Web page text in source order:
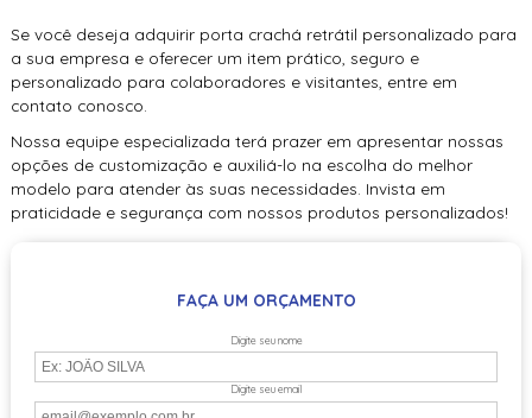
Se você deseja adquirir porta crachá retrátil personalizado para
a sua empresa e oferecer um item prático, seguro e
personalizado para colaboradores e visitantes, entre em
contato conosco.
Nossa equipe especializada terá prazer em apresentar nossas
opções de customização e auxiliá-lo na escolha do melhor
modelo para atender às suas necessidades. Invista em
praticidade e segurança com nossos produtos personalizados!
FAÇA UM ORÇAMENTO
Digite seu nome
Digite seu email